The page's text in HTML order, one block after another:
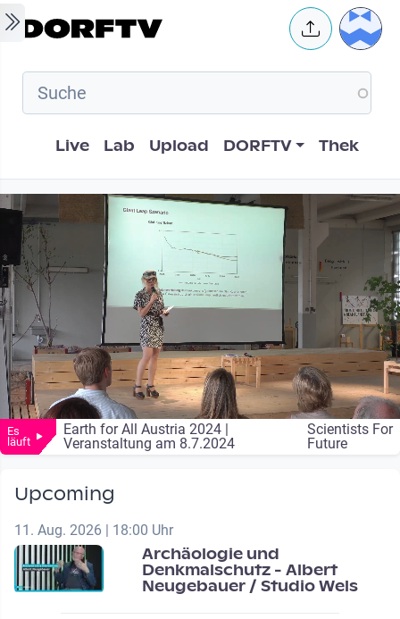
Skip to main content User
Hauptnavigation
Live Lab Upload DORFTV Thek
Es
läuft
Earth for All Austria 2024 |
Veranstaltung am 8.7.2024
Scientists For
Future
Upcoming
11. Aug. 2026 | 18:00 Uhr
Archäologie und
Denkmalschutz - Albert
Neugebauer / Studio Wels